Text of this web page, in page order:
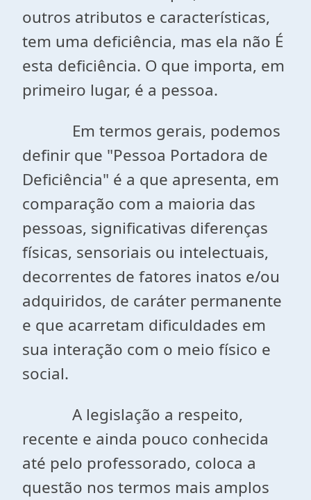
outros atributos e características,
tem uma deficiência, mas ela não É
esta deficiência. O que importa, em
primeiro lugar, é a pessoa.
Em termos gerais, podemos
definir que "Pessoa Portadora de
Deficiência" é a que apresenta, em
comparação com a maioria das
pessoas, significativas diferenças
físicas, sensoriais ou intelectuais,
decorrentes de fatores inatos e/ou
adquiridos, de caráter permanente
e que acarretam dificuldades em
sua interação com o meio físico e
social.
A legislação a respeito,
recente e ainda pouco conhecida
até pelo professorado, coloca a
questão nos termos mais amplos